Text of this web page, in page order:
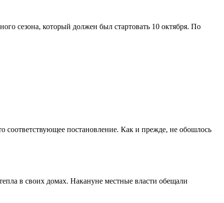
сезона, который должен был стартовать 10 октября. По
постановление. Как и прежде, не обошлось
в своих домах. Накануне местные власти обещали